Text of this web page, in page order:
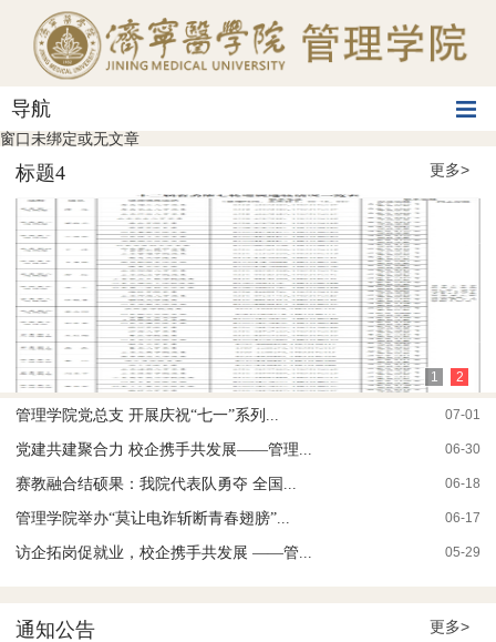
导航
窗口未绑定或无文章
标题4 更多>
1 2
管理学院党总支 开展庆祝“七一”系列... 07-01
党建共建聚合力 校企携手共发展——管理... 06-30
赛教融合结硕果：我院代表队勇夺 全国... 06-18
管理学院举办“莫让电诈斩断青春翅膀”... 06-17
访企拓岗促就业，校企携手共发展 ——管... 05-29
通知公告 更多>